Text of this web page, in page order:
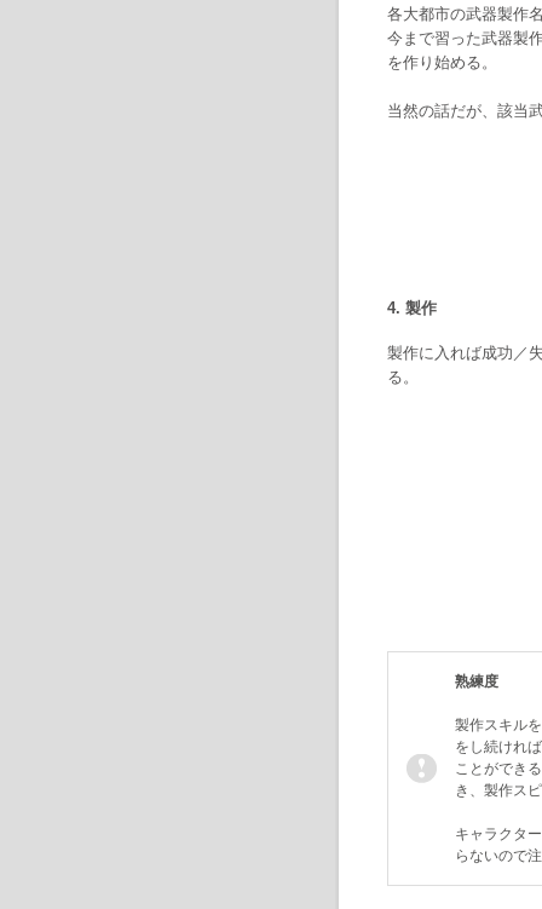
各大都市の武器製作
今まで習った武器製
を作り始める。
当然の話だが、該当
4. 製作
製作に入れば成功／
る。
熟練度
製作スキル
をし続けれ
ことができ
き、製作ス
キャラクタ
らないので